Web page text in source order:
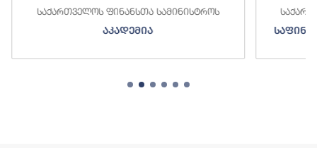
საქართველოს ფინანსთა სამინისტროს
აკადემია